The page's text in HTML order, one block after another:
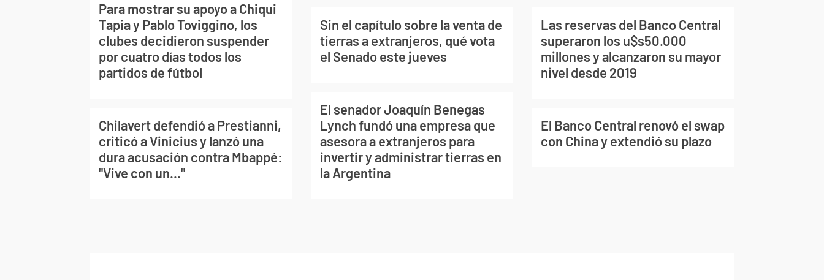
Para mostrar su apoyo a Chiqui
Tapia y Pablo Toviggino, los
clubes decidieron suspender
por cuatro días todos los
partidos de fútbol
Chilavert defendió a Prestianni,
criticó a Vinicius y lanzó una
dura acusación contra Mbappé:
"Vive con un..."
Sin el capítulo sobre la venta de
tierras a extranjeros, qué vota
el Senado este jueves
El senador Joaquín Benegas
Lynch fundó una empresa que
asesora a extranjeros para
invertir y administrar tierras en
la Argentina
Las reservas del Banco Central
superaron los u$s50.000
millones y alcanzaron su mayor
nivel desde 2019
El Banco Central renovó el swap
con China y extendió su plazo